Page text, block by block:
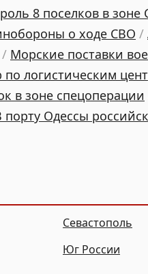
8 поселков в зоне
о ходе СВО /
/ Морские поставки
логистическим
в зоне спецоперации
порту Одессы
Севастополь
Юг России